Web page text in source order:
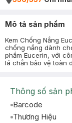
Mô tả sản phẩm
Kem Chống Nắng
chống nắng dành
phẩm Eucerin, với
lá chắn bảo vệ toàn
Thông số sản
Barcode
Thương Hiệu